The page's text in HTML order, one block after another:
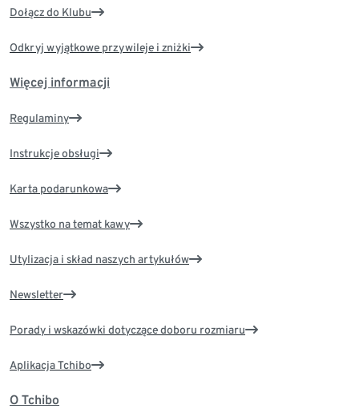
Dołącz do Klubu
Odkryj wyjątkowe przywileje i zniżki
Więcej informacji
Regulaminy
Instrukcje obsługi
Karta podarunkowa
Wszystko na temat kawy
Utylizacja i skład naszych artykułów
Newsletter
Porady i wskazówki dotyczące doboru rozmiaru
Aplikacja Tchibo
O Tchibo